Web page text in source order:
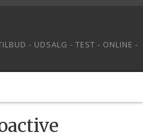
- UDSALG - TEST - ONLINE -